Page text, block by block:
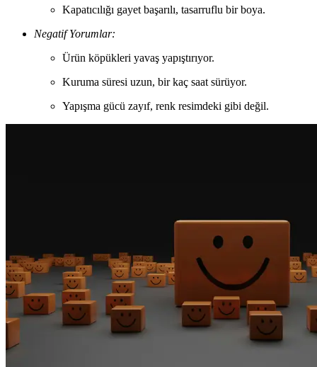
Kapatıcılığı gayet başarılı, tasarruflu bir boya.
Negatif Yorumlar:
Ürün köpükleri yavaş yapıştırıyor.
Kuruma süresi uzun, bir kaç saat sürüyor.
Yapışma gücü zayıf, renk resimdeki gibi değil.